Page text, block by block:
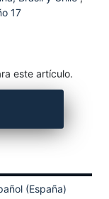
17
este artículo.
(España)